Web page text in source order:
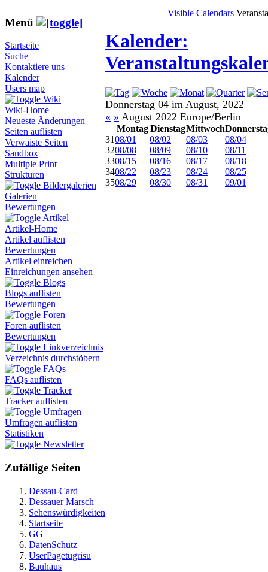
Menü
Startseite
Suche
Kontaktiere uns
Kalender
Users map
Wiki
Wiki-Home
Neueste Änderungen
Seiten auflisten
Verwaiste Seiten
Sandbox
Multiple Print
Strukturen
Bildergalerien
Galerien
Bewertungen
Artikel
Artikel-Home
Artikel auflisten
Bewertungen
Artikel einreichen
Einreichungen ansehen
Blogs
Blogs auflisten
Bewertungen
Foren
Foren auflisten
Bewertungen
Linkverzeichnis
Verzeichnis durchstöbern
FAQs
FAQs auflisten
Tracker
Tracker auflisten
Umfragen
Umfragen auflisten
Statistiken
Newsletter
Zufällige Seiten
Dessau-Card
Dessauer Marsch
Sehenswürdigkeiten
Startseite
GG
DatenSchutz
UserPagetugrisu
Bauhaus
Visible Calendars
Kalender:
Donnerstag 04 im August, 2022
« » August 2022 Europe/Berlin
Montag DienstagMittwoch
3108/01 08/02 08/03
08/04
3208/08 08/09 08/10
08/11
3308/15 08/16 08/17
08/18
3408/22 08/23 08/24
08/25
3508/29 08/30 08/31 09/01